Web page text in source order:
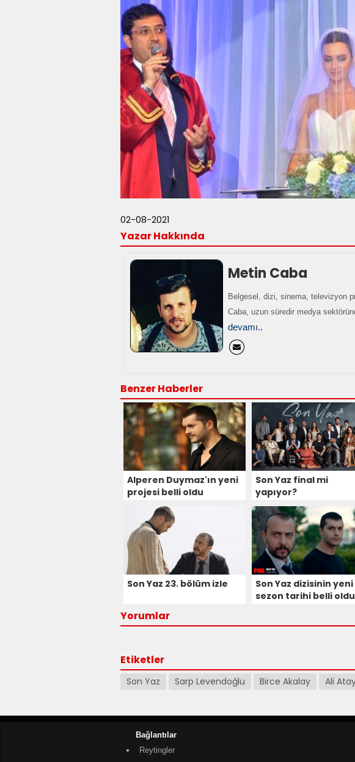
02-08-2021
Yazar Hakkında
Metin Caba
Belgesel, dizi, sinema, televizyon
Caba, uzun süredir medya
devamı..
Benzer Haberler
Alperen Duymaz'ın yeni
projesi belli oldu
Son Yaz final mi
yapıyor?
Son Yaz 23. bölüm izle
Son Yaz dizisinin yeni
sezon tarihi belli oldu
Yorumlar
Etiketler
Son Yaz Sarp Levendoğlu Birce Akalay Ali
Bağlantılar
Reytingler